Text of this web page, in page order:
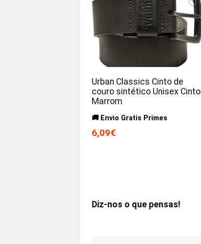
Urban Classics Cinto de
couro sintético Unisex Cinto
Marrom
🚚 Envio Gratis Primes
6,09€
Diz-nos o que pensas!